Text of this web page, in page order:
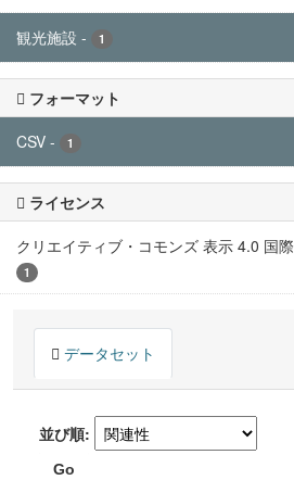
観光施設 - 1
フォーマット
CSV - 1
ライセンス
クリエイティブ・コモンズ 表示 4.0 国際
1
データセット
並び順
Go